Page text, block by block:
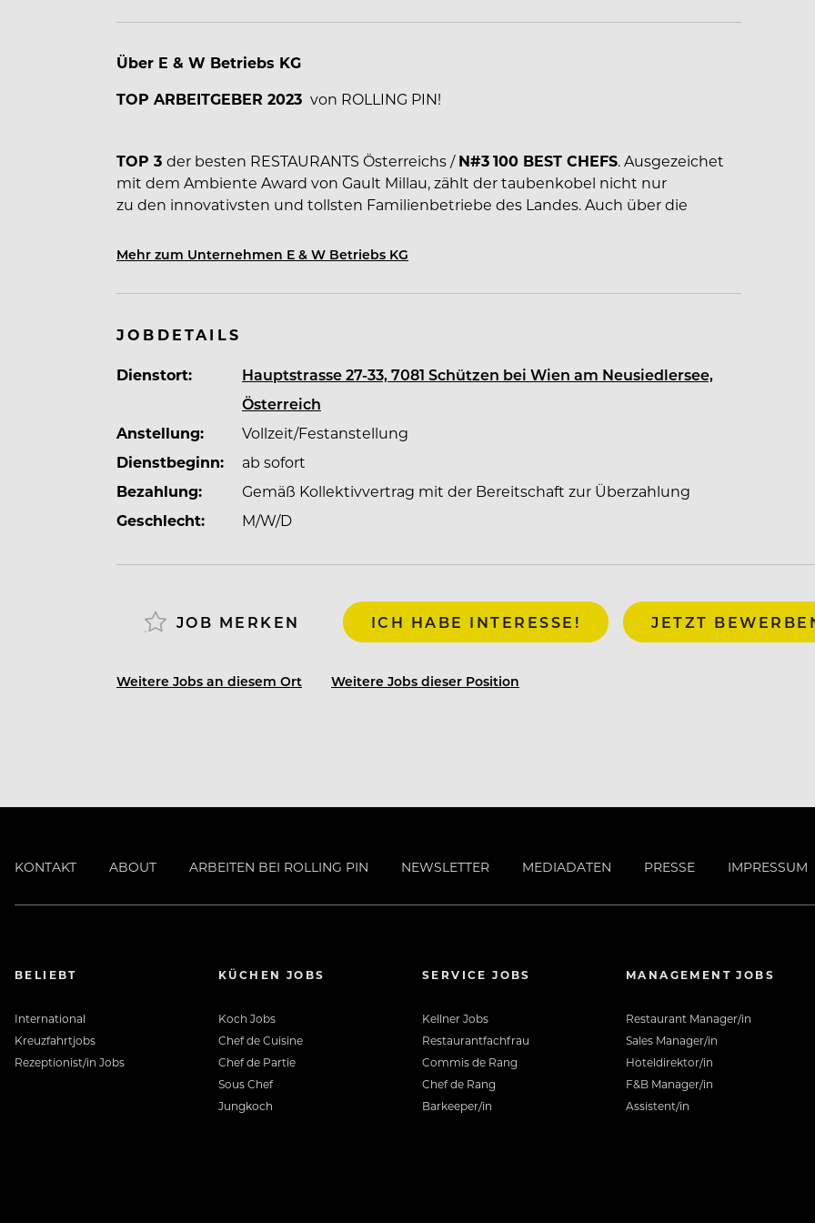
Über E & W Betriebs KG
TOP ARBEITGEBER 2023 von ROLLING PIN!
TOP 3 der besten RESTAURANTS Österreichs /N#3100 BEST CHEFS. Ausgezeichet
mit dem Ambiente Award von Gault Millau, zählt der taubenkobel nicht nur
zu den innovativsten und tollsten Familienbetriebe des Landes. Auch über die
Hauben, A la Carte (5 Sterne) No. 89 San Pellegrino "Worlds 50 best Restaurant",
Restaurant/Landessieger. Gourmetrestaurant, Bistro und 11 Suiten Hotel Relais &
Mehr zum Unternehmen E & W Betriebs KG
JOBDETAILS
Dienstort:
Hauptstrasse 27-33, 7081 Schützen bei Wien am Neusiedlersee,
Österreich
Anstellung:
Vollzeit/Festanstellung
Dienstbeginn:
ab sofort
Bezahlung:
Gemäß Kollektivvertrag mit der Bereitschaft zur Überzahlung
Geschlecht:
M/W/D
JOB MERKEN ICH HABE INTERESSE! JETZT
Weitere Jobs an diesem Ort Weitere Jobs dieser Position
KONTAKT ABOUT ARBEITEN BEI ROLLING PIN NEWSLETTER MEDIADATEN PRESSE IMPRESSUM
BELIEBT
International
Kreuzfahrtjobs
Rezeptionist/in Jobs
KÜCHEN JOBS
Koch Jobs
Chef de Cuisine
Chef de Partie
Sous Chef
Jungkoch
SERVICE JOBS
Kellner Jobs
Restaurantfachfrau
Commis de Rang
Chef de Rang
Barkeeper/in
MANAGEMENT JOBS
Restaurant Manager/in
Sales Manager/in
Hoteldirektor/in
F&B Manager/in
Assistent/in